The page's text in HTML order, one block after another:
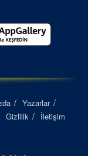
Yazarlar
Gizlilik İletişim